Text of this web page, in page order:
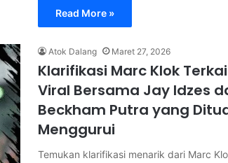
Read More »
Atok Dalang Maret 27, 2026
Klarifikasi Marc Klok
Viral Bersama Jay Idzes
Beckham Putra yang
Menggurui
Temukan klarifikasi menarik dari Marc